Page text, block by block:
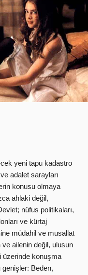
yeni tapu kadastro
adalet sarayları
konusu olmaya
ahlaki değil,
nüfus politikaları,
ve kürtaj
müdahil ve musallat
ailenin değil, ulusun
üzerinde konuşma
genişler: Beden,